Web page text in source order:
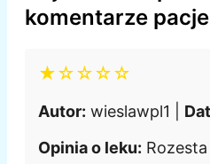
komentarze
★☆☆☆☆
Autor: wieslawpl1 |
Opinia o leku: Rozesta